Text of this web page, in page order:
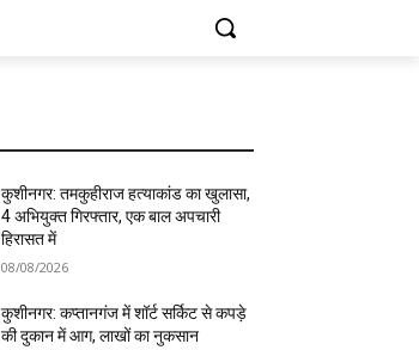
कुशीनगर: तमकुहीराज हत्याकांड का खुलासा,
4 अभियुक्त गिरफ्तार, एक बाल अपचारी
हिरासत में
08/08/2026
कुशीनगर: कप्तानगंज में शॉर्ट सर्किट से कपड़े
की दुकान में आग, लाखों का नुकसान